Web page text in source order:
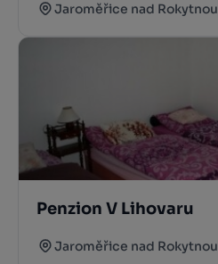
Jaroměřice nad Rokytnou
Penzion V Lihovaru
Jaroměřice nad Rokytnou